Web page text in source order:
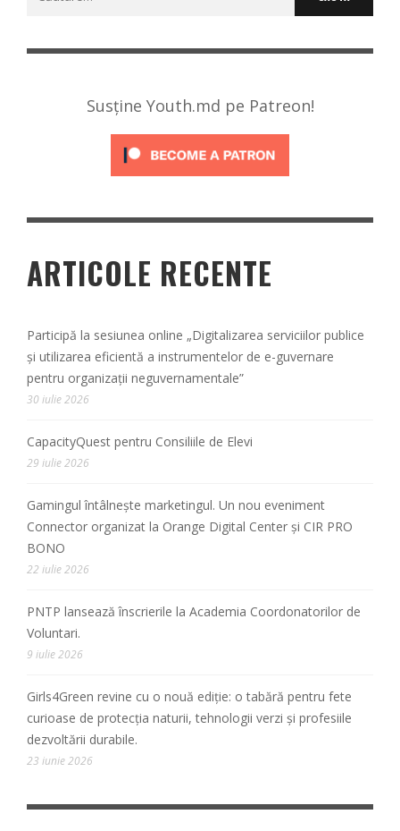
Susține Youth.md pe Patreon!
ARTICOLE RECENTE
Participă la sesiunea online „Digitalizarea serviciilor publice
și utilizarea eficientă a instrumentelor de e-guvernare
pentru organizații neguvernamentale”
30 iulie 2026
CapacityQuest pentru Consiliile de Elevi
29 iulie 2026
Gamingul întâlnește marketingul. Un nou eveniment
Connector organizat la Orange Digital Center și CIR PRO
BONO
22 iulie 2026
PNTP lansează înscrierile la Academia Coordonatorilor de
Voluntari.
9 iulie 2026
Girls4Green revine cu o nouă ediție: o tabără pentru fete
curioase de protecția naturii, tehnologii verzi și profesiile
dezvoltării durabile.
23 iunie 2026